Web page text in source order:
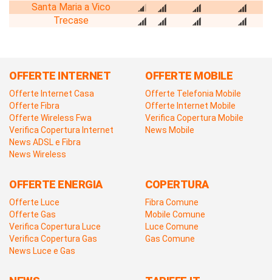
Santa Maria a Vico
Trecase
OFFERTE INTERNET
Offerte Internet Casa
Offerte Fibra
Offerte Wireless Fwa
Verifica Copertura Internet
News ADSL e Fibra
News Wireless
OFFERTE MOBILE
Offerte Telefonia Mobile
Offerte Internet Mobile
Verifica Copertura Mobile
News Mobile
OFFERTE ENERGIA
Offerte Luce
Offerte Gas
Verifica Copertura Luce
Verifica Copertura Gas
News Luce e Gas
COPERTURA
Fibra Comune
Mobile Comune
Luce Comune
Gas Comune